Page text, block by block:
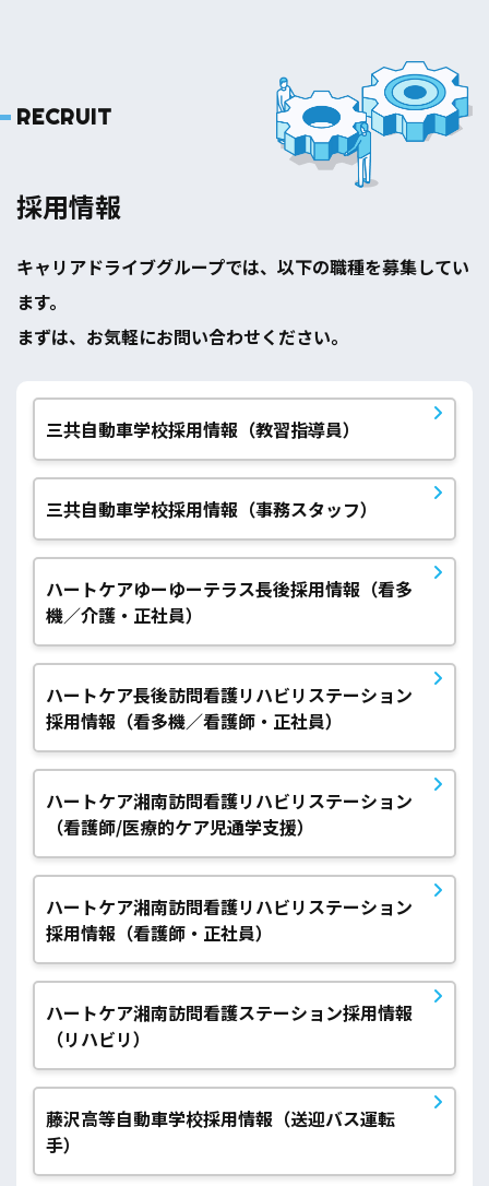
RECRUIT
採用情報
キャリアドライブグループでは、以下の職種を募集してい
ます。
まずは、お気軽にお問い合わせください。
三共自動車学校採用情報（教習指導員）
三共自動車学校採用情報（事務スタッフ）
ハートケアゆーゆーテラス長後採用情報（看多
機／介護・正社員）
ハートケア長後訪問看護リハビリステーション
採用情報（看多機／看護師・正社員）
ハートケア湘南訪問看護リハビリステーション
（看護師/医療的ケア児通学支援）
ハートケア湘南訪問看護リハビリステーション
採用情報（看護師・正社員）
ハートケア湘南訪問看護ステーション採用情報
（リハビリ）
藤沢高等自動車学校採用情報（送迎バス運転
手）